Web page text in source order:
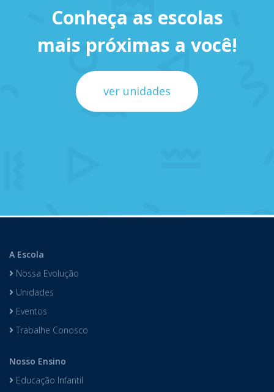
Conheça as escolas
mais próximas a você!
ver unidades
A Escola
Nossa Evolução
Unidades
Eventos
Trabalhe Conosco
Nosso Ensino
Educação Infantil